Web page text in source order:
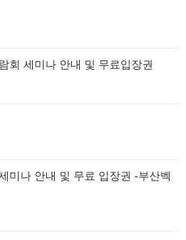
회 세미나 안내 및 무료입장권
미나 안내 및 무료 입장권 -부산벡